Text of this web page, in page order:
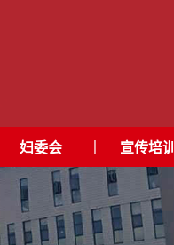
妇委会 | 宣传培训